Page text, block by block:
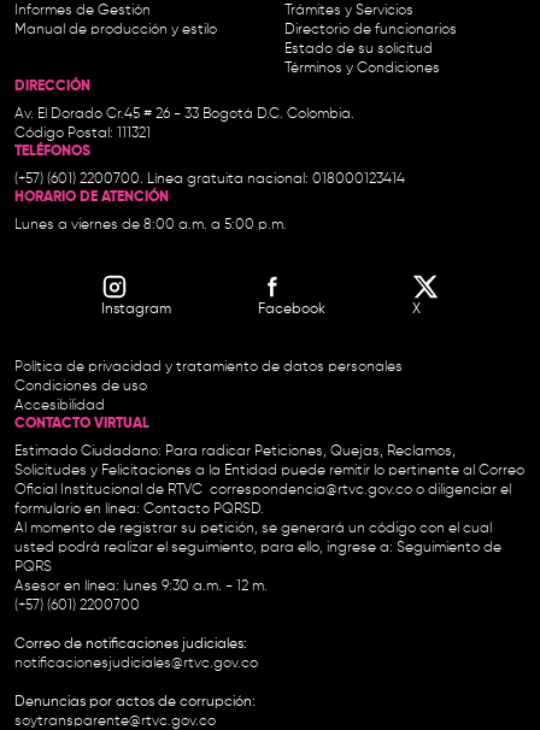
Informes de Gestión
Manual de producción y estilo
Trámites y Servicios
Directorio de funcionarios
Estado de su solicitud
Términos y Condiciones
DIRECCIÓN
Av. El Dorado Cr.45 # 26 - 33 Bogotá D.C. Colombia.
Código Postal: 111321
TELÉFONOS
(+57) (601) 2200700. Línea gratuita nacional: 018000123414
HORARIO DE ATENCIÓN
Lunes a viernes de 8:00 a.m. a 5:00 p.m.
Instagram Facebook X
Política de privacidad y tratamiento de datos personales
Condiciones de uso
Accesibilidad
CONTACTO VIRTUAL
Estimado Ciudadano: Para radicar Peticiones, Quejas, Reclamos,
Solicitudes y Felicitaciones a la Entidad puede remitir lo pertinente al Correo
Oficial Institucional de RTVC correspondencia@rtvc.gov.co o diligenciar el
formulario en línea: Contacto PQRSD.
Al momento de registrar su petición, se generará un código con el cual
usted podrá realizar el seguimiento, para ello, ingrese a: Seguimiento de
PQRS
Asesor en línea: lunes 9:30 a.m. - 12 m.
(+57) (601) 2200700
Correo de notificaciones judiciales:
notificacionesjudiciales@rtvc.gov.co
Denuncias por actos de corrupción:
soytransparente@rtvc.gov.co